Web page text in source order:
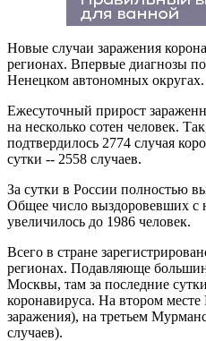
Новые случаи заражения
регионах. Впервые диагнозы
Ненецком автономных округах.
Ежесуточный прирост
на несколько сотен человек.
подтвердилось 2774 случая
сутки -- 2558 случаев.
За сутки в России полностью
Общее число выздоровевших с
увеличилось до 1986 человек.
Всего в стране
регионах. Подавляюще
Москвы, там за последние
коронавируса. На втором
заражения), на третьем
случаев).